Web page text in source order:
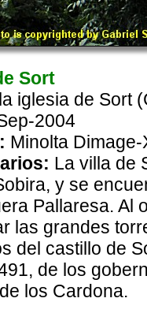
Sort
iglesia de Sort
2004
Minolta Dimage-
La villa de
y se
Pallaresa. Al
las grandes
del castillo de
de los
los Cardona.